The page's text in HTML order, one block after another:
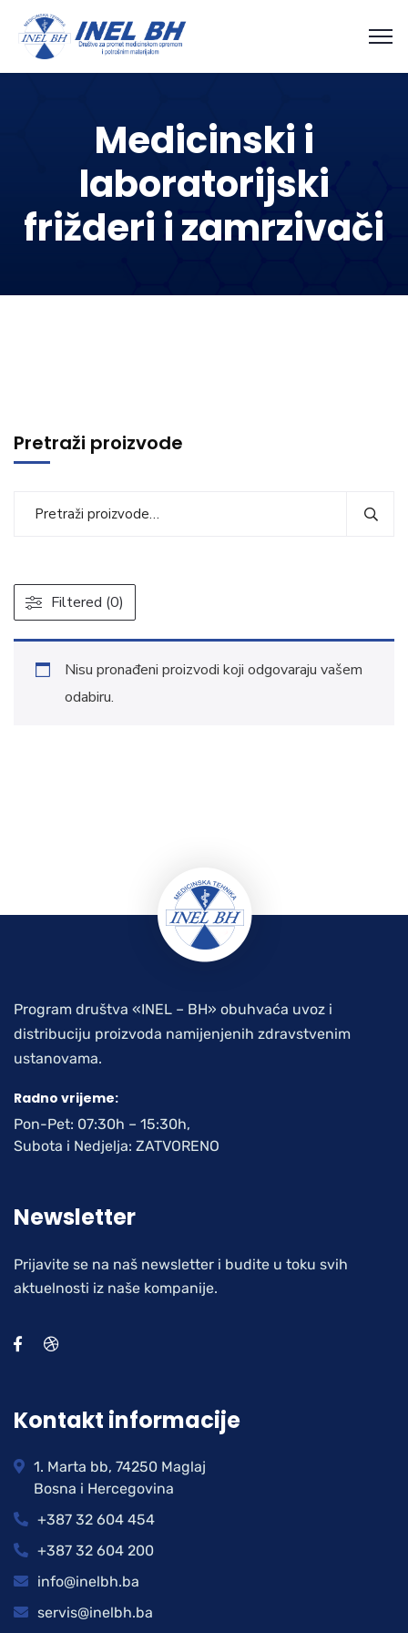
Medicinski i
laboratorijski
frižderi i zamrzivači
Nisu pronađeni proizvodi koji odgovaraju vašem
odabiru.
Pretraži proizvode
Filtered (0)
Program društva «INEL – BH» obuhvaća uvoz i
distribuciju proizvoda namijenjenih zdravstvenim
ustanovama.
Radno vrijeme:
Pon-Pet: 07:30h – 15:30h,
Subota i Nedjelja: ZATVORENO
Newsletter
Prijavite se na naš newsletter i budite u toku svih
aktuelnosti iz naše kompanije.
Kontakt informacije
1. Marta bb, 74250 Maglaj
Bosna i Hercegovina
+387 32 604 454
+387 32 604 200
info@inelbh.ba
servis@inelbh.ba